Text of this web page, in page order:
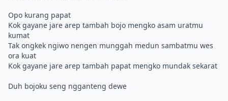
Opo kurang papat
Kok gayane jare arep tambah bojo mengko asam uratmu
kumat
Tak ongkek ngiwo nengen munggah medun sambatmu wes
ora kuat
Kok gayane jare arep tambah papat mengko mundak sekarat
Duh bojoku seng ngganteng dewe